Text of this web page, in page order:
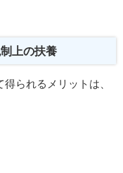
上の扶養
られるメリットは、